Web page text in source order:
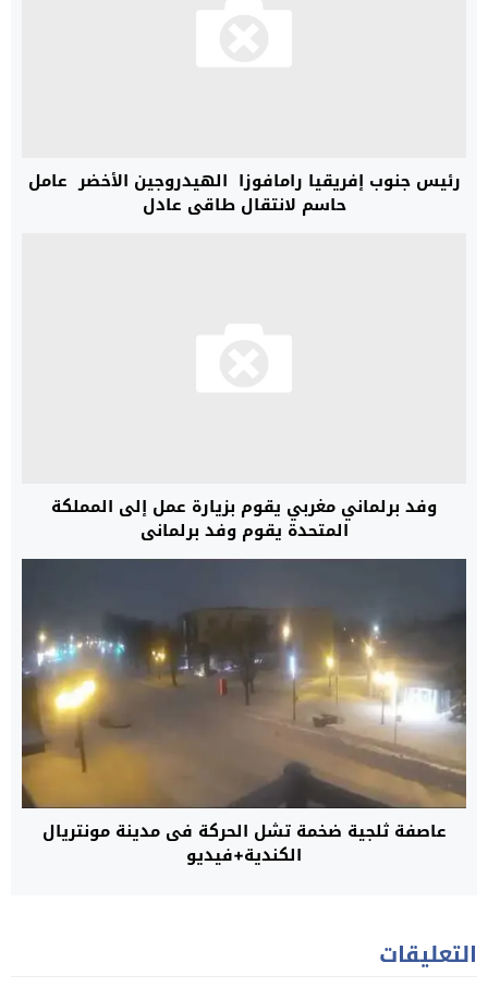
رئيس جنوب إفريقيا رامافوزا الهيدروجين الأخضر عامل
حاسم لانتقال طاقي عادل
وفد برلماني مغربي يقوم بزيارة عمل إلى المملكة
المتحدة يقوم وفد برلماني
عاصفة ثلجية ضخمة تشل الحركة فى مدينة مونتريال
الكندية+فيديو
التعليقات